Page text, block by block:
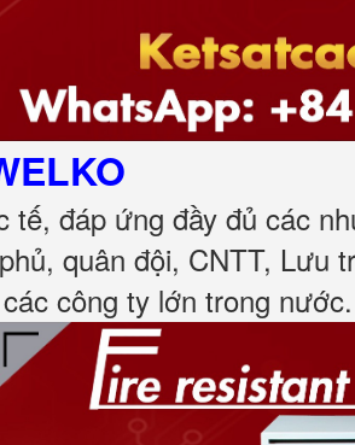
đáp ứng đầy đủ các
quân đội, CNTT, Lưu
công ty lớn trong nước.